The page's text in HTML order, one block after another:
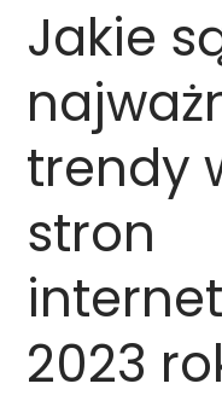
Jakie
trendy
stron
2023